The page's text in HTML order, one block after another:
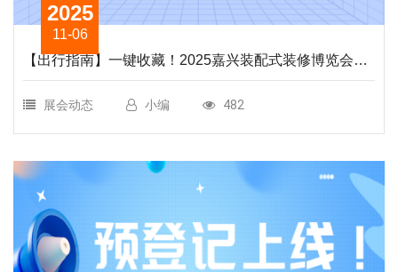
2025
11-06
【出行指南】一键收藏！2025嘉兴装配式装修博览会最
全交通攻略
展会动态 小编 482